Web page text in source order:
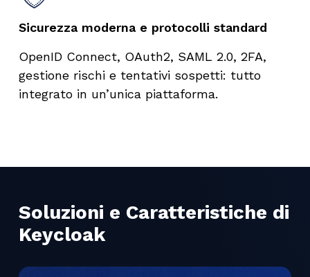
Sicurezza moderna e protocolli standard
OpenID Connect, OAuth2, SAML 2.0, 2FA,
gestione rischi e tentativi sospetti: tutto
integrato in un’unica piattaforma.
Soluzioni e Caratteristiche di
Keycloak